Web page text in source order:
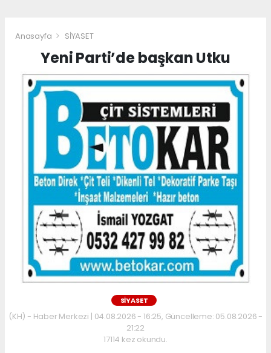
Anasayfa SİYASET
Yeni Parti’de başkan Utku
SİYASET
(KH) - Haber Merkezi | 04.08.2026 - 16:25, Güncelleme: 05.08.2026 -
21:22
17114 kez okundu.